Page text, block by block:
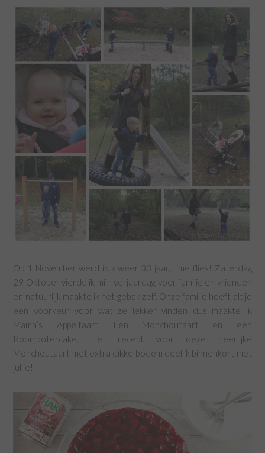
Op 1 November werd ik alweer 33 jaar, time flies! Zaterdag
29 Oktober vierde ik mijn verjaardag voor familie en vrienden
en natuurlijk maakte ik het gebak zelf. Onze familie heeft altijd
een voorkeur voor wat ze lekker vinden dus maakte ik
Mama’s Appeltaart, Een Monchoutaart en een
Roombotercake. Het recept voor deze heerlijke
Monchoutaart met extra dikke bodem deel ik binnenkort met
jullie!